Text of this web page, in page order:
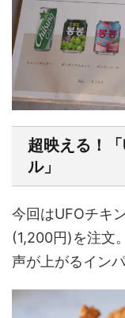
超映える！
ル」
今回はUFOチキ
(1,200円)を注文
声が上がるインパ